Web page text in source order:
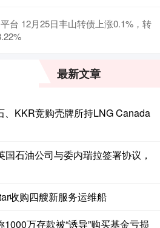
台 12月25日丰山转债上涨0.1%，转
最新文章
、KKR竞购壳牌所持LNG Canada
石油公司与委内瑞拉签署协议，
收购四艘新服务运维船
万存款被“诱导”购买基金亏损